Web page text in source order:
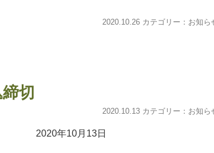
2020.10.26 カテゴリー： お知ら
切
2020.10.13 カテゴリー： お知ら
13日